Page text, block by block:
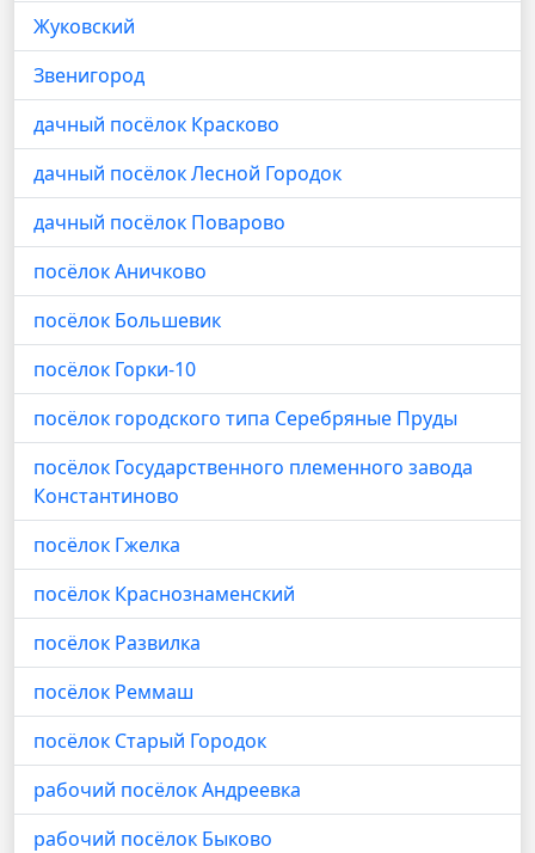
Жуковский
Звенигород
дачный посёлок Красково
дачный посёлок Лесной Городок
дачный посёлок Поварово
посёлок Аничково
посёлок Большевик
посёлок Горки-10
посёлок городского типа Серебряные Пруды
посёлок Государственного племенного завода
Константиново
посёлок Гжелка
посёлок Краснознаменский
посёлок Развилка
посёлок Реммаш
посёлок Старый Городок
рабочий посёлок Андреевка
рабочий посёлок Быково